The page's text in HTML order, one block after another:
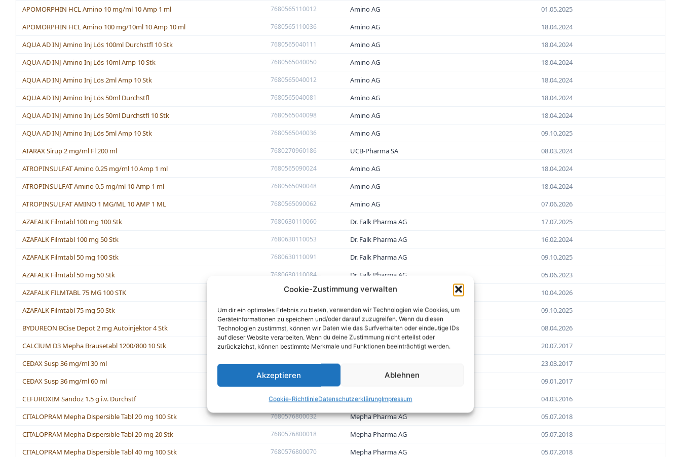
Cookie-Zustimmung verwalten
Um dir ein optimales Erlebnis zu bieten, verwenden wir Technologien wie Cookies, um
Geräteinformationen zu speichern und/oder darauf zuzugreifen. Wenn du diesen
Technologien zustimmst, können wir Daten wie das Surfverhalten oder eindeutige IDs
auf dieser Website verarbeiten. Wenn du deine Zustimmung nicht erteilst oder
zurückziehst, können bestimmte Merkmale und Funktionen beeinträchtigt werden.
Akzeptieren Ablehnen
Cookie-RichtlinieDatenschutzerklärungImpressum
APOMORPHIN HCL Amino 10 mg/ml 10 Amp 1 ml
7680565110012 Amino AG
01.05.2025
APOMORPHIN HCL Amino 100 mg/10ml 10 Amp 10 ml
7680565110036 Amino AG
18.04.2024
AQUA AD INJ Amino Inj Lös 100ml Durchstfl 10 Stk
7680565040111 Amino AG
18.04.2024
AQUA AD INJ Amino Inj Lös 10ml Amp 10 Stk
7680565040050 Amino AG
18.04.2024
AQUA AD INJ Amino Inj Lös 2ml Amp 10 Stk
7680565040012 Amino AG
18.04.2024
AQUA AD INJ Amino Inj Lös 50ml Durchstfl
7680565040081 Amino AG
18.04.2024
AQUA AD INJ Amino Inj Lös 50ml Durchstfl 10 Stk
7680565040098 Amino AG
18.04.2024
AQUA AD INJ Amino Inj Lös 5ml Amp 10 Stk
7680565040036 Amino AG
09.10.2025
ATARAX Sirup 2 mg/ml Fl 200 ml
7680270960186 UCB-Pharma SA
08.03.2024
ATROPINSULFAT Amino 0.25 mg/ml 10 Amp 1 ml
7680565090024 Amino AG
18.04.2024
ATROPINSULFAT Amino 0.5 mg/ml 10 Amp 1 ml
7680565090048 Amino AG
18.04.2024
ATROPINSULFAT AMINO 1 MG/ML 10 AMP 1 ML
7680565090062 Amino AG
07.06.2026
AZAFALK Filmtabl 100 mg 100 Stk
7680630110060 Dr. Falk Pharma AG
17.07.2025
AZAFALK Filmtabl 100 mg 50 Stk
7680630110053 Dr. Falk Pharma AG
16.02.2024
AZAFALK Filmtabl 50 mg 100 Stk
7680630110091 Dr. Falk Pharma AG
09.10.2025
AZAFALK Filmtabl 50 mg 50 Stk
7680630110084 Dr. Falk Pharma AG
05.06.2023
AZAFALK FILMTABL 75 MG 100 STK
7680630110039 Dr. Falk Pharma AG
10.04.2026
AZAFALK Filmtabl 75 mg 50 Stk
7680630110022 Dr. Falk Pharma AG
09.10.2025
BYDUREON BCise Depot 2 mg Autoinjektor 4 Stk
7680675030019 AstraZeneca AG
08.04.2026
CALCIUM D3 Mepha Brausetabl 1200/800 10 Stk
7680590960040 Mepha Pharma AG
20.07.2017
CEDAX Susp 36 mg/ml 30 ml
7680520600367
23.03.2017
CEDAX Susp 36 mg/ml 60 ml
7680520600442 MSD Merck Sharp & Dohme AG
09.01.2017
CEFUROXIM Sandoz 1.5 g i.v. Durchstf
7680558230185 Sandoz Pharmaceuticals AG
04.03.2016
CITALOPRAM Mepha Dispersible Tabl 20 mg 100 Stk
7680576800032 Mepha Pharma AG
05.07.2018
CITALOPRAM Mepha Dispersible Tabl 20 mg 20 Stk
7680576800018 Mepha Pharma AG
05.07.2018
CITALOPRAM Mepha Dispersible Tabl 40 mg 100 Stk
7680576800070 Mepha Pharma AG
05.07.2018